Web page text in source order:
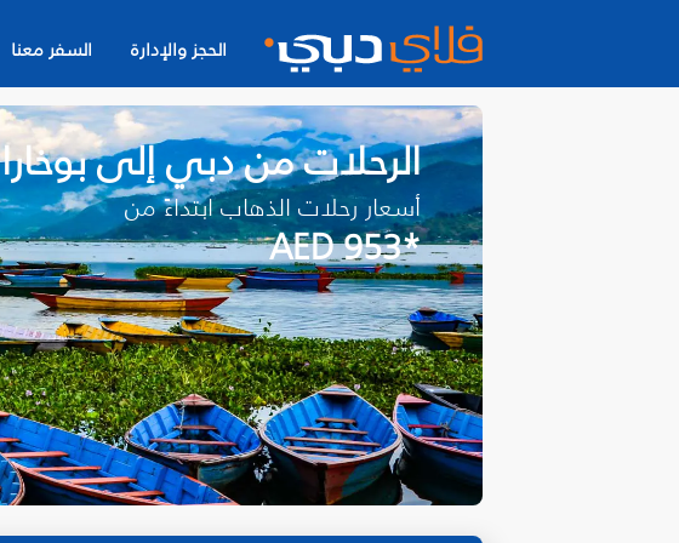
الحجز والإدارة السفر معنا
الرحلات من دبي إلى بوخارا
أسعار رحلات الذهاب ابتداءً من
*AED 953